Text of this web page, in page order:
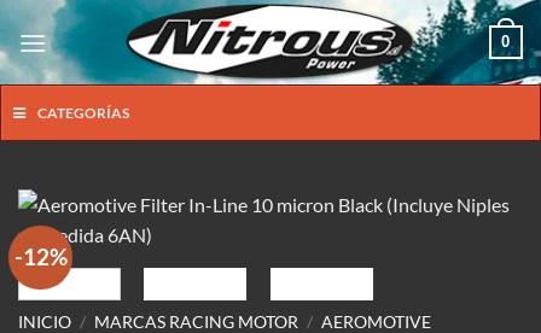
Saltar
al
contenido
0
CATEGORÍAS
-12%
INICIO / MARCAS RACING MOTOR / AEROMOTIVE